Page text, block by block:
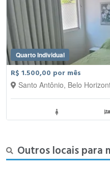
Quarto Individual
R$ 1.500,00 por mês
Santo Antônio, Belo
Outros locais para